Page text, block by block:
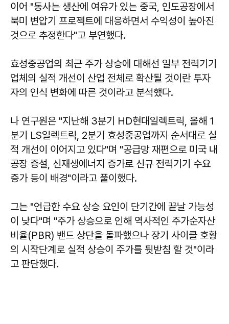
이어 "동사는 생산에 여유가 있는 중국, 인도공장에서
북미 변압기 프로젝트에 대응하면서 수익성이 높아진
것으로 추정한다"고 부연했다.
효성중공업의 최근 주가 상승에 대해선 일부 전력기기
업체의 실적 개선이 산업 전체로 확산될 것이란 투자
자의 인식 변화에 따른 것이라고 분석했다.
나 연구원은 "지난해 3분기 HD현대일렉트릭, 올해 1
분기 LS일렉트릭, 2분기 효성중공업까지 순서대로 실
적 개선이 이어지고 있다"며 "공급망 재편으로 미국 내
공장 증설, 신재생에너지 증가로 신규 전력기기 수요
증가 등이 배경"이라고 풀이했다.
그는 "언급한 수요 상승 요인이 단기간에 끝날 가능성
이 낮다"며 "주가 상승으로 인해 역사적인 주가순자산
비율(PBR) 밴드 상단을 돌파했으나 장기 사이클 호황
의 시작단계로 실적 상승이 주가를 뒷받침 할 것"이라
고 판단했다.